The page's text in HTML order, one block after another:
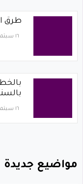
طرق
١٦ سبتمبر ٢٠٢٠
١٦ سبتمبر ٢٠٢٠
مواضيع جديدة